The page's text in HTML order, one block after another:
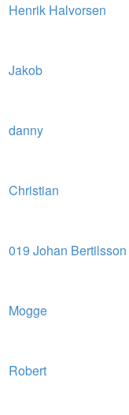
Henrik Halvorsen
Jakob
danny
Christian
019 Johan Bertilsson
Mogge
Robert